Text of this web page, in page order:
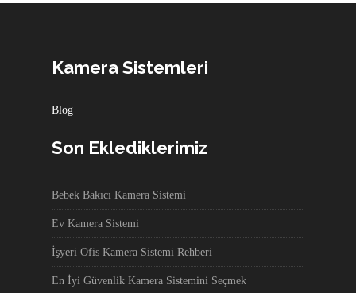
Kamera Sistemleri
Blog
Son Eklediklerimiz
Bebek Bakıcı Kamera Sistemi
Ev Kamera Sistemi
İşyeri Ofis Kamera Sistemi Rehberi
En İyi Güvenlik Kamera Sistemini Seçmek